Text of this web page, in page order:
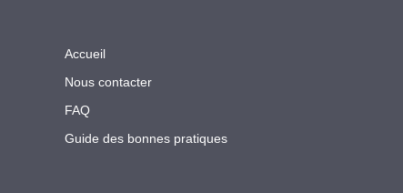
Accueil
Nous contacter
FAQ
Guide des bonnes pratiques